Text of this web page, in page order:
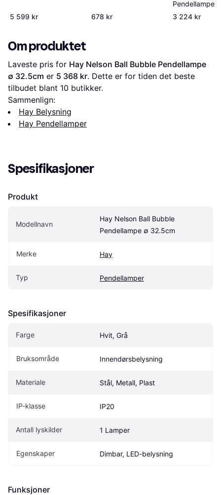
5 599 kr 678 kr
Pendellampe
3 224 kr
Om produktet
Laveste pris for Hay Nelson Ball Bubble Pendellampe
∅ 32.5cm er 5 368 kr. Dette er for tiden det beste
tilbudet blant 10 butikker.
Sammenlign:
Hay Belysning
Hay Pendellamper
Spesifikasjoner
Produkt
Modellnavn
Hay Nelson Ball Bubble
Pendellampe ∅ 32.5cm
Merke Hay
Typ Pendellamper
Spesifikasjoner
Farge Hvit, Grå
Bruksområde Innendørsbelysning
Materiale Stål, Metall, Plast
IP-klasse IP20
Antall lyskilder 1 Lamper
Egenskaper Dimbar, LED-belysning
Funksjoner